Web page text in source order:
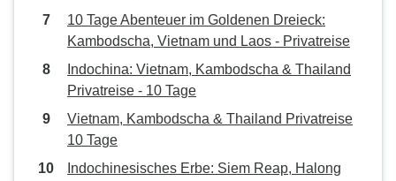
10 Tage Abenteuer im Goldenen Dreieck:
Kambodscha, Vietnam und Laos - Privatreise
Indochina: Vietnam, Kambodscha & Thailand
Privatreise - 10 Tage
Vietnam, Kambodscha & Thailand Privatreise
10 Tage
Indochinesisches Erbe: Siem Reap, Halong